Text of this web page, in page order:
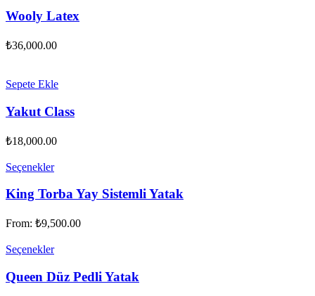
Wooly Latex
₺36,000.00
Sepete Ekle
Yakut Class
₺18,000.00
Seçenekler
King Torba Yay Sistemli Yatak
From: ₺9,500.00
Seçenekler
Queen Düz Pedli Yatak